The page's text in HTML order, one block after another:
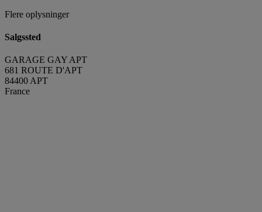
Flere oplysninger
Salgssted
GARAGE GAY APT
681 ROUTE D'APT
84400 APT
France